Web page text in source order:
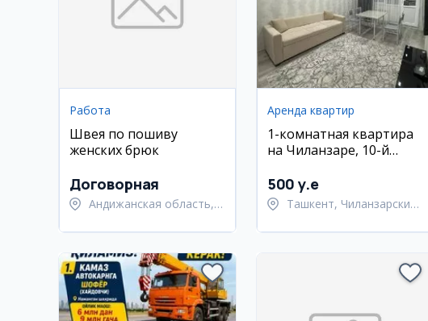
Работа
Швея по пошиву
женских брюк
Договорная
Андижанская область,
Аренда квартир
1-комнатная квартира
на Чиланзаре, 10-й
500 y.e
Ташкент, Чиланзарский